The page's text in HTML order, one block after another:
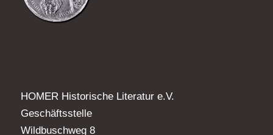
HOMER Historische Literatur e.V.
Geschäftsstelle
Wildbuschweg 8